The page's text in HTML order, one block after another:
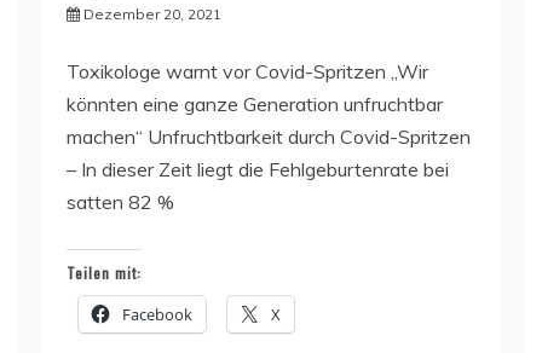
Dezember 20, 2021
Toxikologe warnt vor Covid-Spritzen „Wir
könnten eine ganze Generation unfruchtbar
machen“ Unfruchtbarkeit durch Covid-Spritzen
– In dieser Zeit liegt die Fehlgeburtenrate bei
satten 82 %
Teilen mit:
Facebook X